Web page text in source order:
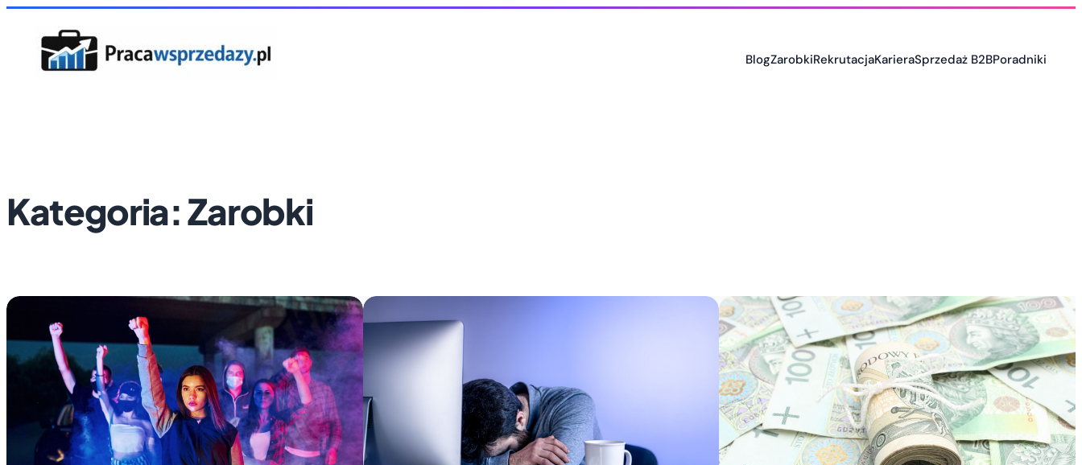
BlogZarobkiRekrutacjaKarieraSprzedaż B2BPoradniki
Kategoria:Zarobki